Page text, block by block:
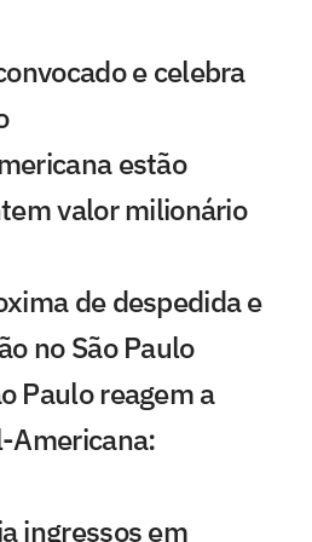
e celebra
estão
valor milionário
de despedida e
no São Paulo
Paulo reagem a
Americana:
ingressos em